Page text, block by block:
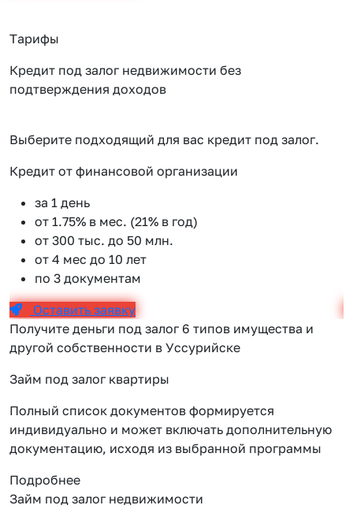
Тарифы
Кредит под залог недвижимости без
подтверждения доходов
Выберите подходящий для вас кредит под залог.
Кредит от финансовой организации
за 1 день
от 1.75% в мес. (21% в год)
от 300 тыс. до 50 млн.
от 4 мес до 10 лет
по 3 документам
Оставить заявку
Получите деньги под залог 6 типов имущества и
другой собственности в Уссурийске
Займ под залог квартиры
Полный список документов формируется
индивидуально и может включать дополнительную
документацию, исходя из выбранной программы
Подробнее
Займ под залог недвижимости